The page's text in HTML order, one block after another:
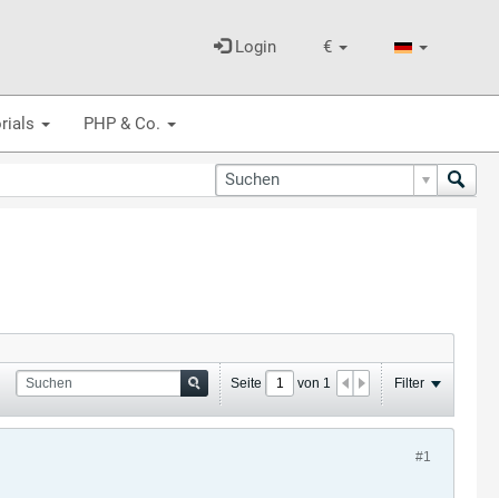
€
Login
PHP & Co.
Seite von 1 Filter
#1